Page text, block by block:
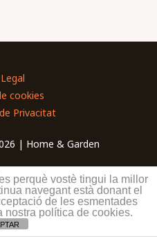
cookies
Privacitat
| Home & Garden
perquè vostè tingui la millor
navegant està donant el
de les esmentades
nostra política de cookies.